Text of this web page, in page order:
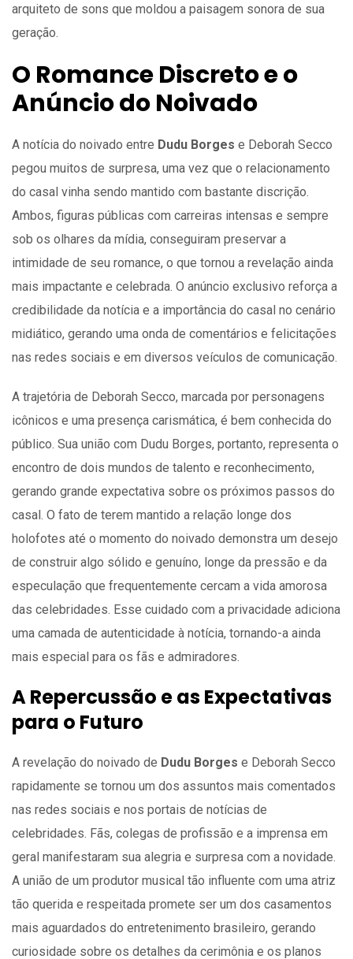
arquiteto de sons que moldou a paisagem sonora de sua
geração.
O Romance Discreto e o
Anúncio do Noivado
A notícia do noivado entre Dudu Borges e Deborah Secco
pegou muitos de surpresa, uma vez que o relacionamento
do casal vinha sendo mantido com bastante discrição.
Ambos, figuras públicas com carreiras intensas e sempre
sob os olhares da mídia, conseguiram preservar a
intimidade de seu romance, o que tornou a revelação ainda
mais impactante e celebrada. O anúncio exclusivo reforça a
credibilidade da notícia e a importância do casal no cenário
midiático, gerando uma onda de comentários e felicitações
nas redes sociais e em diversos veículos de comunicação.
A trajetória de Deborah Secco, marcada por personagens
icônicos e uma presença carismática, é bem conhecida do
público. Sua união com Dudu Borges, portanto, representa o
encontro de dois mundos de talento e reconhecimento,
gerando grande expectativa sobre os próximos passos do
casal. O fato de terem mantido a relação longe dos
holofotes até o momento do noivado demonstra um desejo
de construir algo sólido e genuíno, longe da pressão e da
especulação que frequentemente cercam a vida amorosa
das celebridades. Esse cuidado com a privacidade adiciona
uma camada de autenticidade à notícia, tornando-a ainda
mais especial para os fãs e admiradores.
A Repercussão e as Expectativas
para o Futuro
A revelação do noivado de Dudu Borges e Deborah Secco
rapidamente se tornou um dos assuntos mais comentados
nas redes sociais e nos portais de notícias de
celebridades. Fãs, colegas de profissão e a imprensa em
geral manifestaram sua alegria e surpresa com a novidade.
A união de um produtor musical tão influente com uma atriz
tão querida e respeitada promete ser um dos casamentos
mais aguardados do entretenimento brasileiro, gerando
curiosidade sobre os detalhes da cerimônia e os planos